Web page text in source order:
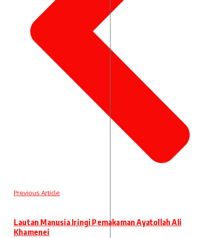
Previous Article
Lautan Manusia Iringi Pemakaman Ayatollah Ali
Khamenei